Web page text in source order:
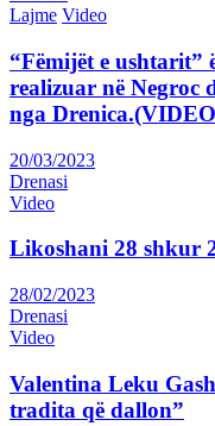
Lajme Video
“Fëmijët e ushtarit”
realizuar në Negroc
nga
20/03/2023
Drenasi
Video
Likoshani 28 shkur
28/02/2023
Drenasi
Video
Valentina Leku
tradita që dallon”